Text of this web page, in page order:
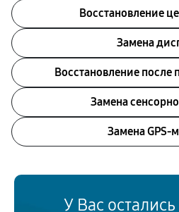
Восстановление
Замена
Восстановление после
Замена
Замена GPS-
У Вас